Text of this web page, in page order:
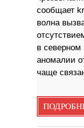
сообщает
волна
в
аномалии
чаще